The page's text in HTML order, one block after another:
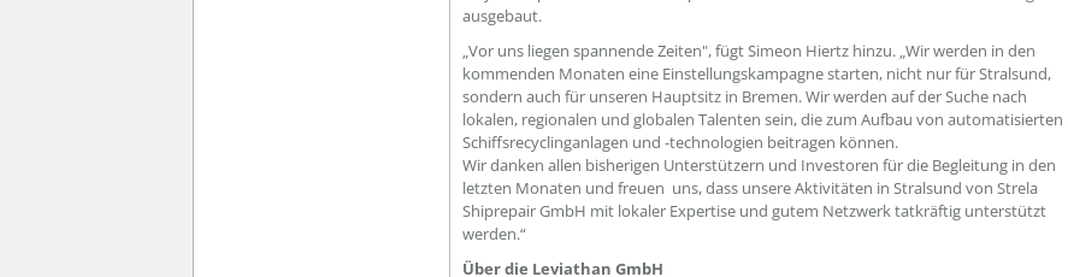
ausgebaut.
„Vor uns liegen spannende Zeiten", fügt Simeon Hiertz hinzu. „Wir werden in den
kommenden Monaten eine Einstellungskampagne starten, nicht nur für Stralsund,
sondern auch für unseren Hauptsitz in Bremen. Wir werden auf der Suche nach
lokalen, regionalen und globalen Talenten sein, die zum Aufbau von automatisierten
Schiffsrecyclinganlagen und -technologien beitragen können.
Wir danken allen bisherigen Unterstützern und Investoren für die Begleitung in den
letzten Monaten und freuen uns, dass unsere Aktivitäten in Stralsund von Strela
Shiprepair GmbH mit lokaler Expertise und gutem Netzwerk tatkräftig unterstützt
werden.“
Über die Leviathan GmbH